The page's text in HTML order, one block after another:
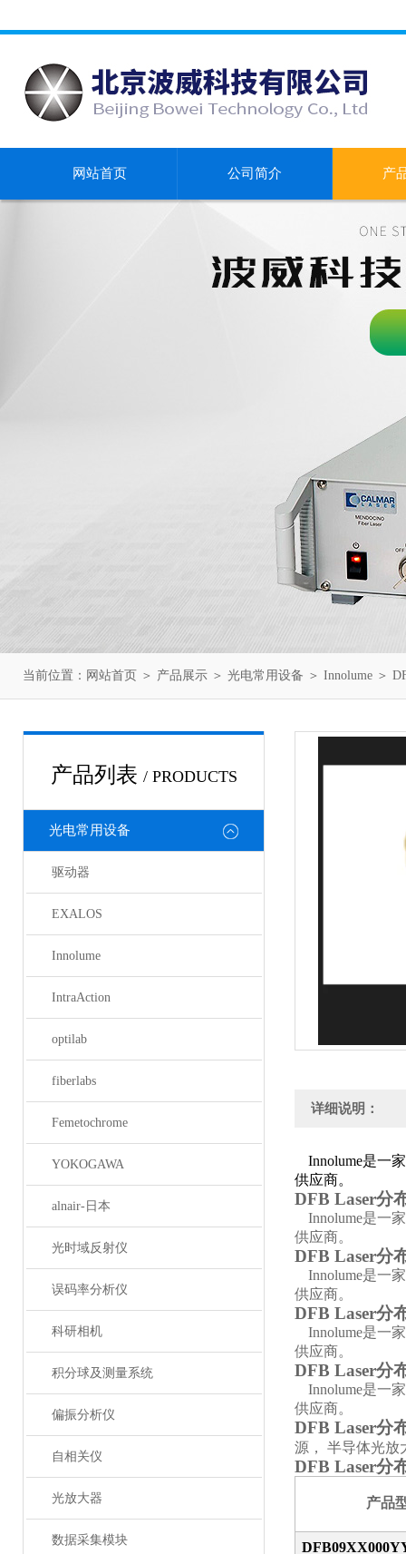
网站首页 公司简介 产
当前位置： 网站首页 ＞ 产品展示 ＞ 光电常用设备 ＞ Innolume ＞
产品列表 / PRODUCTS
光电常用设备
驱动器
EXALOS
Innolume
IntraAction
optilab
fiberlabs
Femetochrome
YOKOGAWA
alnair-日本
光时域反射仪
误码率分析仪
科研相机
积分球及测量系统
偏振分析仪
自相关仪
光放大器
数据采集模块
详细说明：
Innolume是一
供应商。
DFB Laser分
Innolume是一
供应商。
DFB Laser分
Innolume是一
供应商。
DFB Laser分
Innolume是一
供应商。
DFB Laser分
Innolume是一
供应商。
DFB Laser分
源， 半导体光放
DFB Laser分
产品